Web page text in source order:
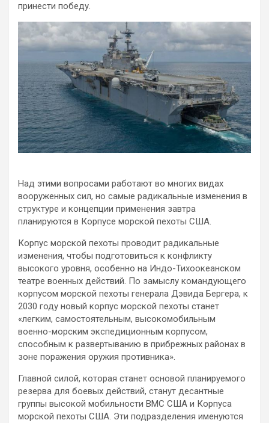
принести победу.
Над этими вопросами работают во многих видах
вооруженных сил, но самые радикальные изменения в
структуре и концепции применения завтра
планируются в Корпусе морской пехоты США.
Корпус морской пехоты проводит радикальные
изменения, чтобы подготовиться к конфликту
высокого уровня, особенно на Индо-Тихоокеанском
театре военных действий. По замыслу командующего
корпусом морской пехоты генерала Дэвида Бергера, к
2030 году новый корпус морской пехоты станет
«легким, самостоятельным, высокомобильным
военно-морским экспедиционным корпусом,
способным к развертыванию в прибрежных районах в
зоне поражения оружия противника».
Главной силой, которая станет основой планируемого
резерва для боевых действий, станут десантные
группы высокой мобильности ВМС США и Корпуса
морской пехоты США. Эти подразделения именуются